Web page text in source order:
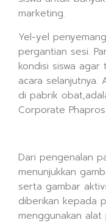
marketing.
Yel-yel
pergantian sesi.
kondisi siswa
acara selanjutnya.
di pabrik
Corporate
Dari pengenalan
menunjukkan
serta gambar
diberikan kepada
menggunakan